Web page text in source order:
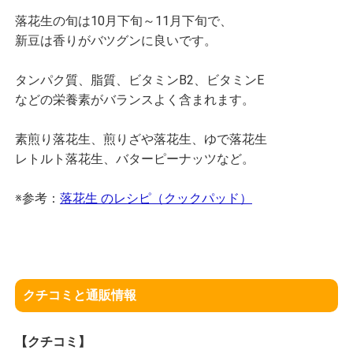
落花生の旬は10月下旬～11月下旬で、
新豆は香りがバツグンに良いです。
タンパク質、脂質、ビタミンB2、ビタミンE
などの栄養素がバランスよく含まれます。
素煎り落花生、煎りざや落花生、ゆで落花生
レトルト落花生、バターピーナッツなど。
※参考： 落花生 のレシピ（クックパッド）
クチコミと通販情報
【クチコミ】